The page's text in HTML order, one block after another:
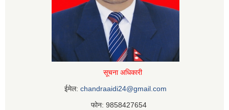
सूचना अधिकारी
ईमेल: chandraaidi24@gmail.com
फोन: 9858427654